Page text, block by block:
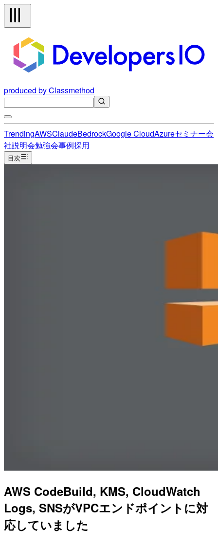
produced by Classmethod
TrendingAWSClaudeBedrockGoogle CloudAzureセミナー会
社説明会勉強会事例採用
目次
AWS CodeBuild, KMS, CloudWatch
Logs, SNSがVPCエンドポイントに対
応していました